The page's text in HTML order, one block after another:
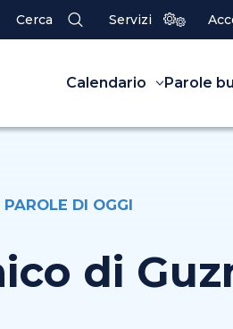
Cerca Servizi
Calendario Parole
PAROLE DI OGGI
di